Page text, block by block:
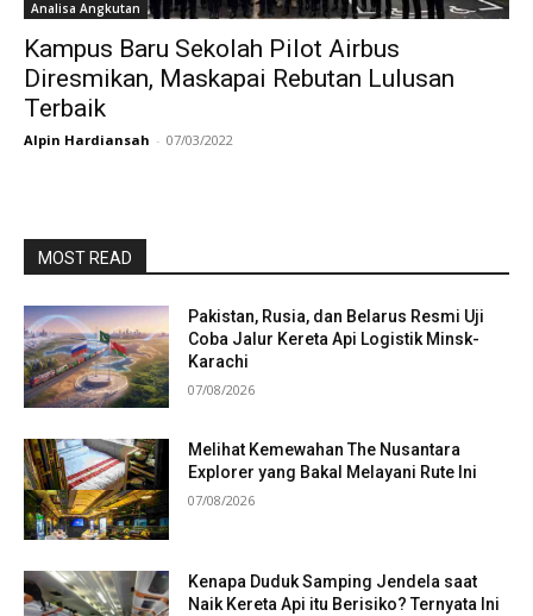
Analisa Angkutan
Kampus Baru Sekolah Pilot Airbus
Diresmikan, Maskapai Rebutan Lulusan
Terbaik
Alpin Hardiansah - 07/03/2022
MOST READ
Pakistan, Rusia, dan Belarus Resmi Uji
Coba Jalur Kereta Api Logistik Minsk-
Karachi
07/08/2026
Melihat Kemewahan The Nusantara
Explorer yang Bakal Melayani Rute Ini
07/08/2026
Kenapa Duduk Samping Jendela saat
Naik Kereta Api itu Berisiko? Ternyata Ini